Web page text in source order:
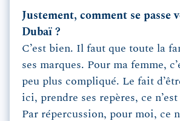
Justement, comment se passe
Dubaï ?
C’est bien. Il faut que toute la
ses marques. Pour ma femme,
peu plus compliqué. Le fait
ici, prendre ses repères, ce
Par répercussion, pour moi, ce